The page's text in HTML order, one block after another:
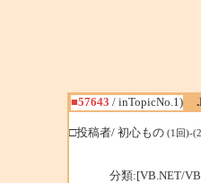
■57643 / inTopicNo.1)
□投稿者/ 初心もの (1回)-
分類:[VB.NET/